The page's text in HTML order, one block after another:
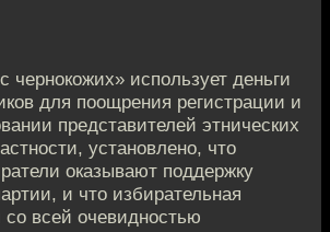
чернокожих» использует деньги
для поощрения регистрации и
представителей этнических
установлено, что
оказывают поддержку
и что избирательная
всей очевидностью